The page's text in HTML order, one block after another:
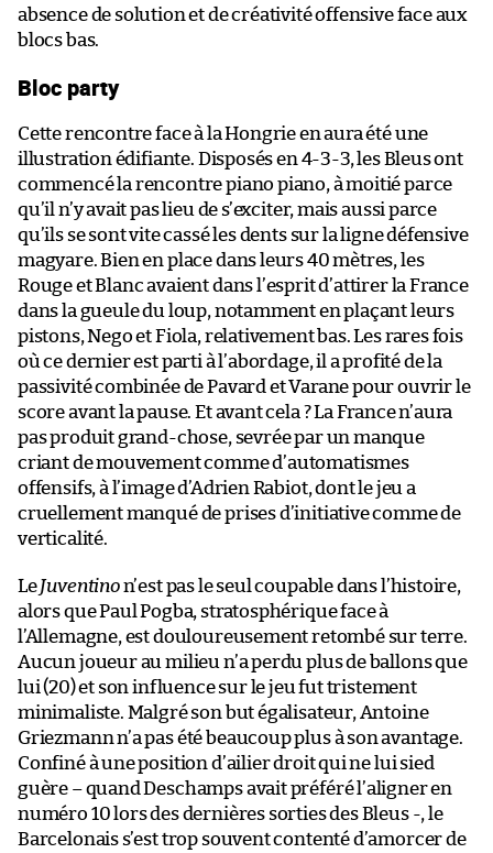
absence de solution et de créativité offensive face aux
blocs bas.
Bloc party
Cette rencontre face à la Hongrie en aura été une
illustration édifiante. Disposés en 4-3-3, les Bleus ont
commencé la rencontre piano piano, à moitié parce
qu’il n’y avait pas lieu de s’exciter, mais aussi parce
qu’ils se sont vite cassé les dents sur la ligne défensive
magyare. Bien en place dans leurs 40 mètres, les
Rouge et Blanc avaient dans l’esprit d’attirer la France
dans la gueule du loup, notamment en plaçant leurs
pistons, Nego et Fiola, relativement bas. Les rares fois
où ce dernier est parti à l’abordage, il a profité de la
passivité combinée de Pavard et Varane pour ouvrir le
score avant la pause. Et avant cela ? La France n’aura
pas produit grand-chose, sevrée par un manque
criant de mouvement comme d’automatismes
offensifs, à l’image d’Adrien Rabiot, dont le jeu a
cruellement manqué de prises d’initiative comme de
verticalité.
LeJuventinon’est pas le seul coupable dans l’histoire,
alors que Paul Pogba, stratosphérique face à
l’Allemagne, est douloureusement retombé sur terre.
Aucun joueur au milieu n’a perdu plus de ballons que
lui (20) et son influence sur le jeu fut tristement
minimaliste. Malgré son but égalisateur, Antoine
Griezmann n’a pas été beaucoup plus à son avantage.
Confiné à une position d’ailier droit qui ne lui sied
guère – quand Deschamps avait préféré l’aligner en
numéro 10 lors des dernières sorties des Bleus -, le
Barcelonais s’est trop souvent contenté d’amorcer de